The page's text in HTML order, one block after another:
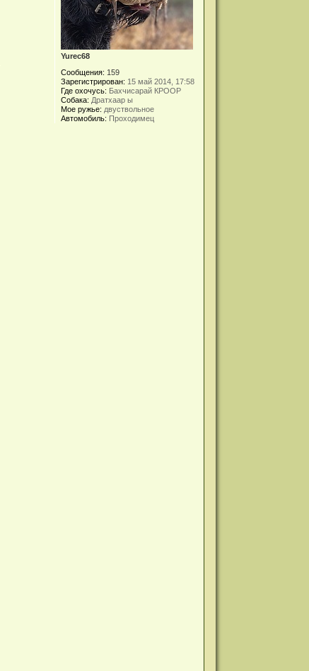
Yurec68
Сообщения: 159
Зарегистрирован: 15 май 2014, 17:58
Где охочусь: Бахчисарай КРООР
Собака: Дратхаар ы
Мое ружье: двуствольное
Автомобиль: Проходимец